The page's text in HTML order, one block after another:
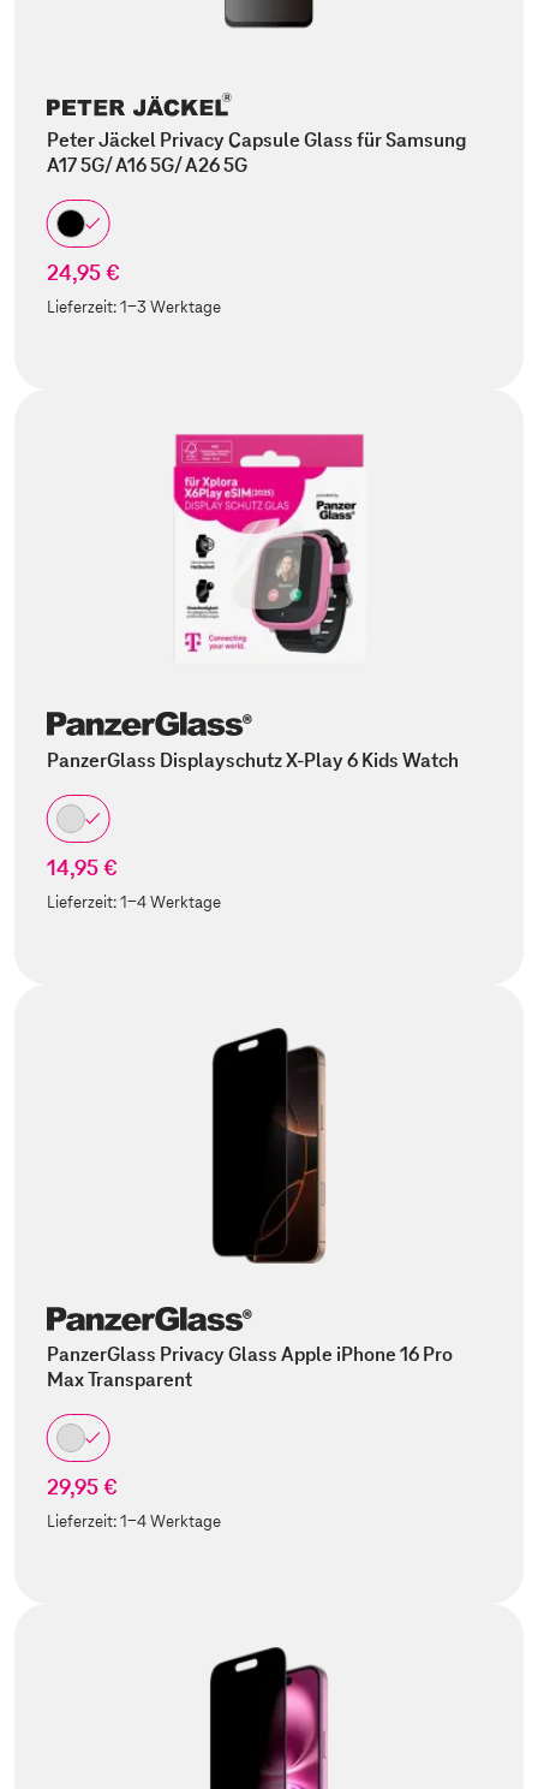
Peter Jäckel Privacy Capsule Glass für Samsung
A17 5G/ A16 5G/ A26 5G
24,95 €
Lieferzeit:1-3 Werktage
PanzerGlass Displayschutz X-Play 6 Kids Watch
14,95 €
Lieferzeit:1-4 Werktage
PanzerGlass Privacy Glass Apple iPhone 16 Pro
Max Transparent
29,95 €
Lieferzeit:1-4 Werktage